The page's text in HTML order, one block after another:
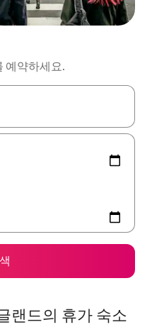
예약하세요.
사용하거나 터치 또는 스와이
랜드의 휴가 숙소